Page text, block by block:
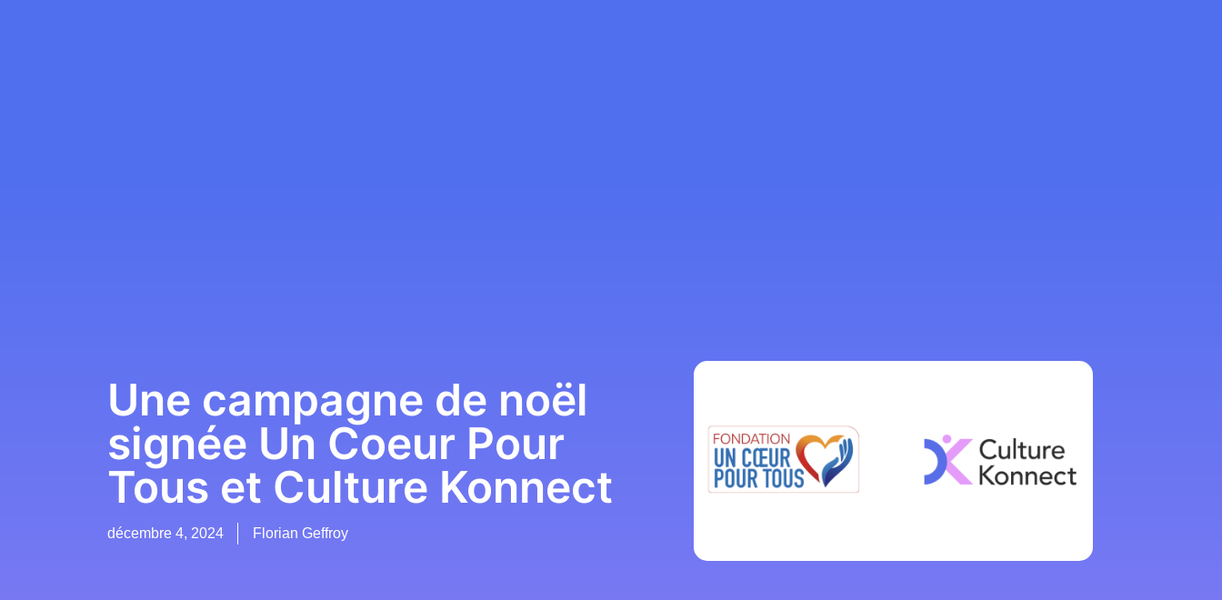
Une campagne de noël
signée Un Coeur Pour
Tous et Culture Konnect
décembre 4, 2024 Florian Geffroy